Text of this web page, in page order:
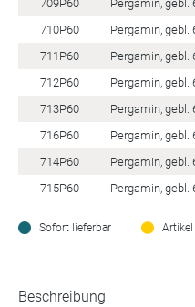
709P60
Pergamin, gebl.
710P60
Pergamin, gebl.
711P60
Pergamin, gebl.
712P60
Pergamin, gebl.
713P60
Pergamin, gebl.
716P60
Pergamin, gebl.
714P60
Pergamin, gebl.
715P60
Pergamin, gebl.
Sofort lieferbar Artikel
Beschreibung